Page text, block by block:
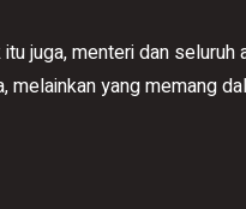
itu juga, menteri dan
melainkan yang memang